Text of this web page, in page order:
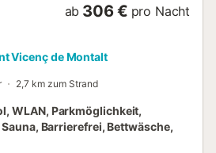
ab 306 € pro Nacht
Vicenç de Montalt
2,7 km zum Strand
WLAN, Parkmöglichkeit,
Barrierefrei, Bettwäsche,